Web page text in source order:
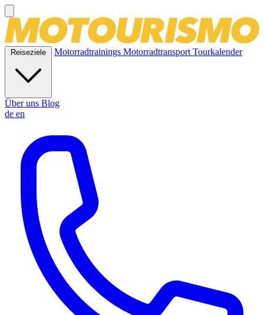
Reiseziele Motorradtrainings MotorradtransportTourkalender
Über uns Blog
de en